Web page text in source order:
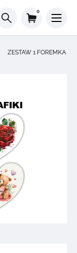
0
ZESTAW 1 FOREMKA